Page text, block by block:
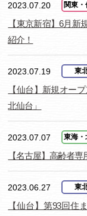
2023.07.20 関東・
【東京新宿】6月
紹介！
2023.07.19 東
【仙台】新規オー
北仙台」
2023.07.07 東海・
【名古屋】高齢者
2023.06.27 東
【仙台】第93回住